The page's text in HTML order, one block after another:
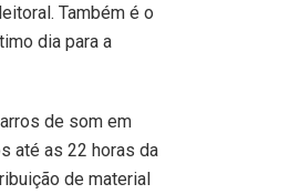
Também é o
dia para a
de som em
até as 22 horas da
de material